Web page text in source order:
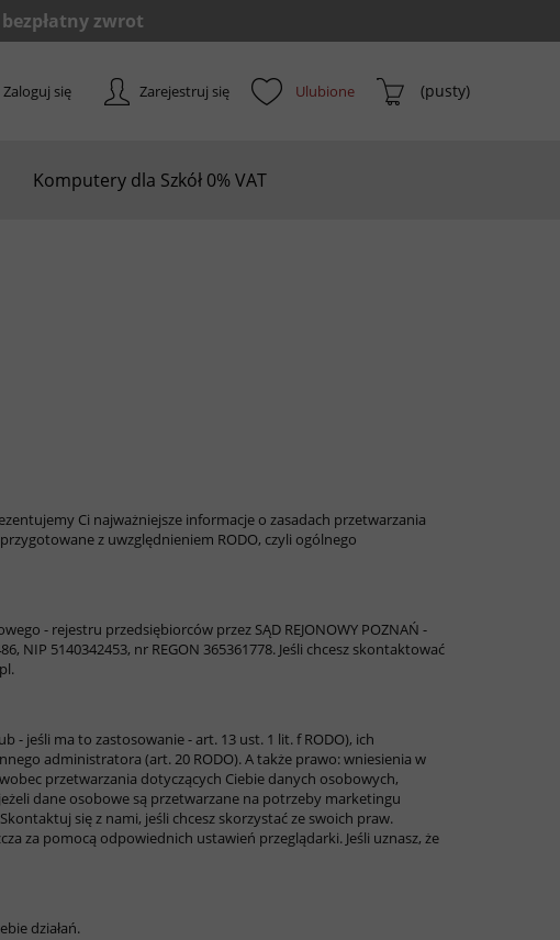
Zarejestruj się
Zaloguj się (pusty)
Komputery dla Szkół 0% VAT
Ci najważniejsze informacje o zasadach przetwarzania
z uwzględnieniem RODO, czyli ogólnego
- rejestru przedsiębiorców przez SĄD REJONOWY POZNAŃ -
NIP 5140342453, nr REGON 365361778. Jeśli chcesz skontaktować
- jeśli ma to zastosowanie - art. 13 ust. 1 lit. f RODO), ich
administratora (art. 20 RODO). A także prawo: wniesienia w
przetwarzania dotyczących Ciebie danych osobowych,
dane osobowe są przetwarzane na potrzeby marketingu
się z nami, jeśli chcesz skorzystać ze swoich praw.
za pomocą odpowiednich ustawień przeglądarki. Jeśli uznasz, że
działań.